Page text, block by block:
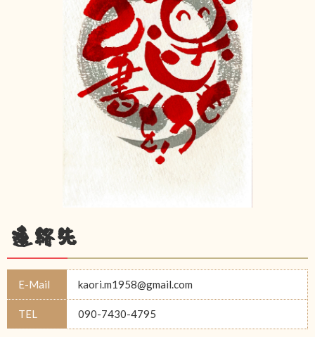
連絡先
E-Mail kaori.m1958@gmail.com
TEL 090-7430-4795